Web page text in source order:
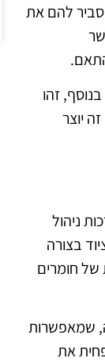
להם את
זהו
יוצר
ניהול
בצורה
של חומרים
שמאפשרות
את